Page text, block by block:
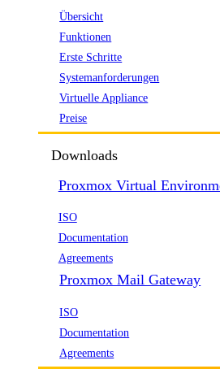
Übersicht
Funktionen
Erste Schritte
Systemanforderungen
Virtuelle Appliance
Preise
Downloads
Proxmox Virtual
ISO
Documentation
Agreements
Proxmox Mail Gateway
ISO
Documentation
Agreements